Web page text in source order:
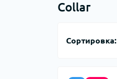
Collar
Сортировка: